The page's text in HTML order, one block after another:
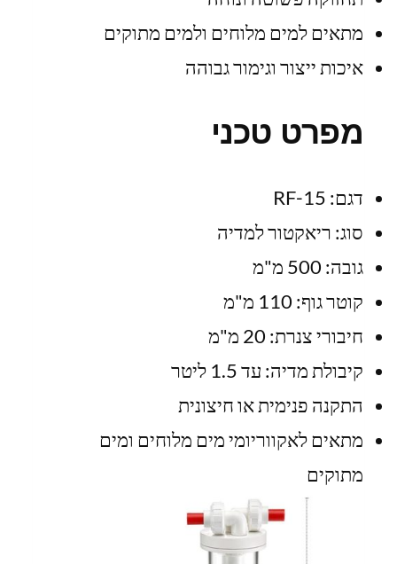
מתאים למים מלוחים ולמים מתוקים
איכות ייצור וגימור גבוהה
מפרט טכני
דגם: RF-15
סוג: ריאקטור למדיה
גובה: 500 מ"מ
קוטר גוף: 110 מ"מ
חיבורי צנרת: 20 מ"מ
קיבולת מדיה: עד 1.5 ליטר
התקנה פנימית או חיצונית
מתאים לאקווריומי מים מלוחים ומים
מתוקים